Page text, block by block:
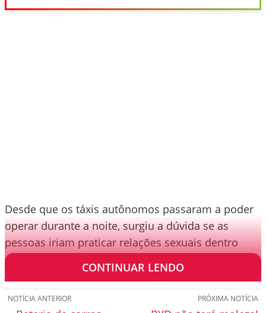
Desde que os táxis autônomos passaram a poder
operar durante a noite, surgiu a dúvida se as
pessoas iriam praticar relações sexuais dentro
deles, e a resposta obvia é que sim.
CONTINUAR LENDO
PRÓXIMA NOTÍCIA
NOTÍCIA ANTERIOR